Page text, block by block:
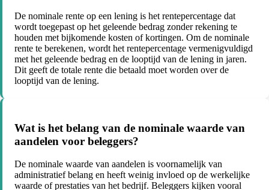
De nominale rente op een lening is het rentepercentage dat
wordt toegepast op het geleende bedrag zonder rekening te
houden met bijkomende kosten of kortingen. Om de nominale
rente te berekenen, wordt het rentepercentage vermenigvuldigd
met het geleende bedrag en de looptijd van de lening in jaren.
Dit geeft de totale rente die betaald moet worden over de
looptijd van de lening.
Wat is het belang van de nominale waarde van
aandelen voor beleggers?
De nominale waarde van aandelen is voornamelijk van
administratief belang en heeft weinig invloed op de werkelijke
waarde of prestaties van het bedrijf. Beleggers kijken vooral